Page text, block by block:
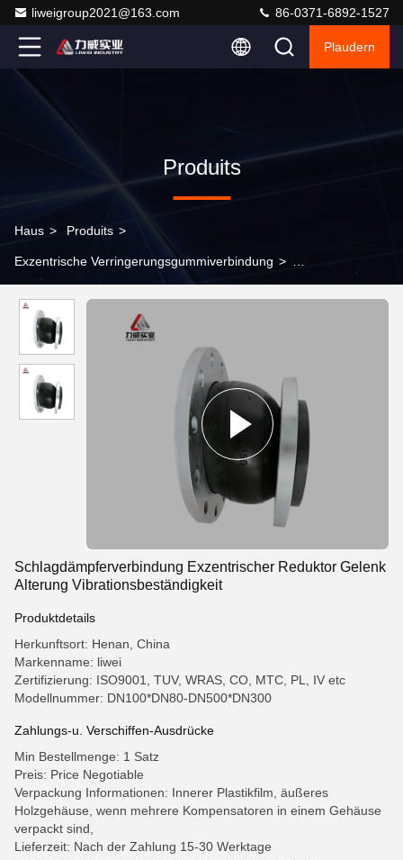
liweigroup2021@163.com 86-0371-6892-1527
Plaudern
Produits
Haus > Produits >
Exzentrische Verringerungsgummiverbindung >
Alterung Vibrationsbeständigkeit
Schlagdämpferverbindung Exzentrischer Reduktor Gelenk
Alterung Vibrationsbeständigkeit
Produktdetails
Herkunftsort: Henan, China
Markenname: liwei
Zertifizierung: ISO9001, TUV, WRAS, CO, MTC, PL, IV etc
Modellnummer: DN100*DN80-DN500*DN300
Zahlungs-u. Verschiffen-Ausdrücke
Min Bestellmenge: 1 Satz
Preis: Price Negotiable
Verpackung Informationen: Innerer Plastikfilm, äußeres
Holzgehäuse, wenn mehrere Kompensatoren in einem Gehäuse
verpackt sind,
Lieferzeit: Nach der Zahlung 15-30 Werktage